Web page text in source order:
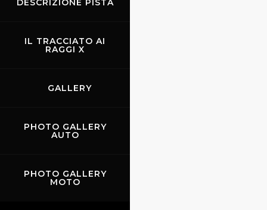
DESCRIZIONE PISTA
IL TRACCIATO AI
RAGGI X
GALLERY
PHOTO GALLERY
AUTO
PHOTO GALLERY
MOTO